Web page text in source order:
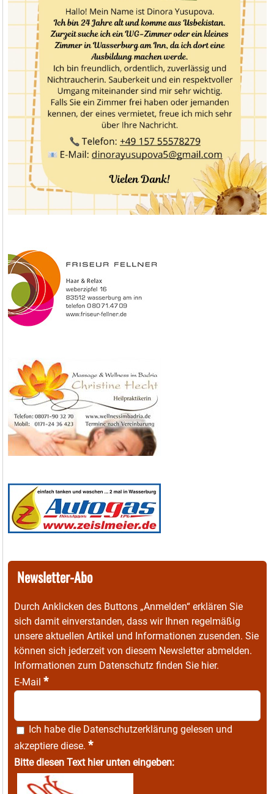
Newsletter-Abo
Durch Anklicken des Buttons „Anmelden“ erklären Sie
sich damit einverstanden, dass wir Ihnen regelmäßig
unsere aktuellen Artikel und Informationen zusenden. Sie
können sich jederzeit von diesem Newsletter abmelden.
Informationen zum Datenschutz finden Sie hier.
E-Mail *
Ich habe die Datenschutzerklärung gelesen und
akzeptiere diese. *
Bitte diesen Text hier unten eingeben: